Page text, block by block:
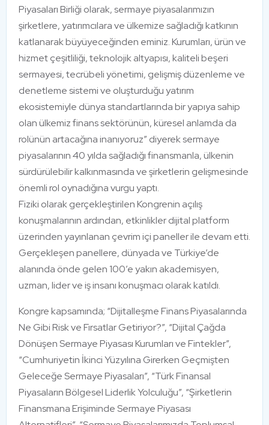
Piyasaları Birliği olarak, sermaye piyasalarımızın
şirketlere, yatırımcılara ve ülkemize sağladığı katkının
katlanarak büyüyeceğinden eminiz. Kurumları, ürün ve
hizmet çeşitliliği, teknolojik altyapısı, kaliteli beşeri
sermayesi, tecrübeli yönetimi, gelişmiş düzenleme ve
denetleme sistemi ve oluşturduğu yatırım
ekosistemiyle dünya standartlarında bir yapıya sahip
olan ülkemiz finans sektörünün, küresel anlamda da
rolünün artacağına inanıyoruz” diyerek sermaye
piyasalarının 40 yılda sağladığı finansmanla, ülkenin
sürdürülebilir kalkınmasında ve şirketlerin gelişmesinde
önemli rol oynadığına vurgu yaptı.
Fiziki olarak gerçekleştirilen Kongrenin açılış
konuşmalarının ardından, etkinlikler dijital platform
üzerinden yayınlanan çevrim içi paneller ile devam etti.
Gerçekleşen panellere, dünyada ve Türkiye’de
alanında önde gelen 100’e yakın akademisyen,
uzman, lider ve iş insanı konuşmacı olarak katıldı.
Kongre kapsamında; “Dijitalleşme Finans Piyasalarında
Ne Gibi Risk ve Fırsatlar Getiriyor?”, “Dijital Çağda
Dönüşen Sermaye Piyasası Kurumları ve Fintekler”,
“Cumhuriyetin İkinci Yüzyılına Girerken Geçmişten
Geleceğe Sermaye Piyasaları”, “Türk Finansal
Piyasaların Bölgesel Liderlik Yolculuğu”, “Şirketlerin
Finansmana Erişiminde Sermaye Piyasası